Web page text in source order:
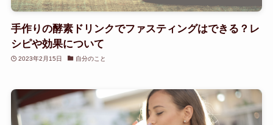
手作りの酵素ドリンクでファスティングはできる？レ
シピや効果について
2023年2月15日 自分のこと